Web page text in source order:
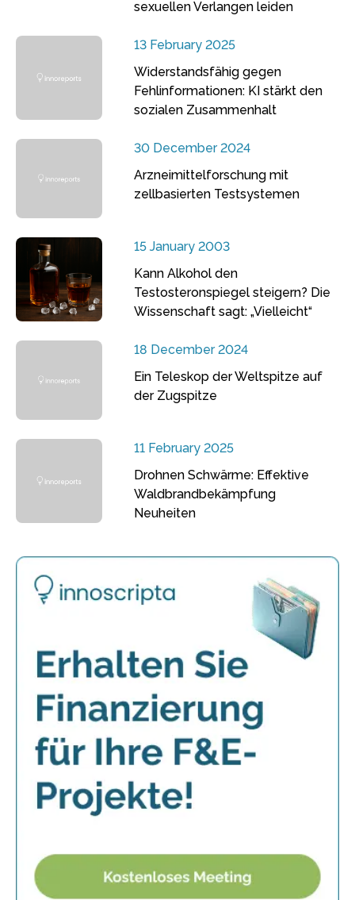
sexuellen Verlangen leiden
13 February 2025
Widerstandsfähig gegen
Fehlinformationen: KI stärkt den
sozialen Zusammenhalt
30 December 2024
Arzneimittelforschung mit
zellbasierten Testsystemen
15 January 2003
Kann Alkohol den
Testosteronspiegel steigern? Die
Wissenschaft sagt: „Vielleicht“
18 December 2024
Ein Teleskop der Weltspitze auf
der Zugspitze
11 February 2025
Drohnen Schwärme: Effektive
Waldbrandbekämpfung
Neuheiten